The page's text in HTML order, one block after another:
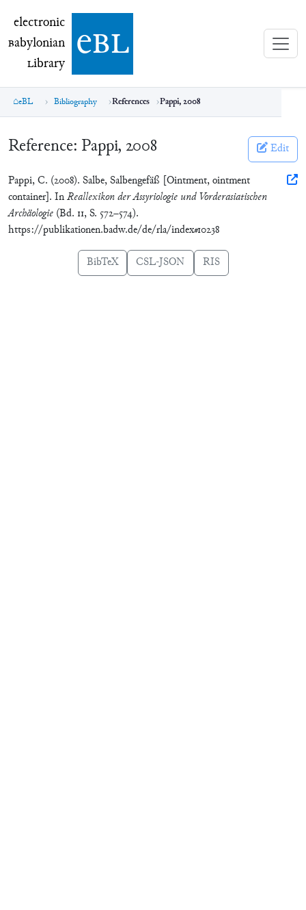
electronic Babylonian Library (eBL)
electronic
Babylonian
Library ebl
eBL Bibliography References Pappi, 2008
Reference: Pappi, 2008 Edit
Pappi, C. (2008). Salbe, Salbengefäß [Ointment, ointment
container]. InReallexikon der Assyriologie und Vorderasiatischen
Archäologie (Bd. 11, S. 572–574).
https://publikationen.badw.de/de/rla/index#10238
BibTeX CSL-JSON RIS